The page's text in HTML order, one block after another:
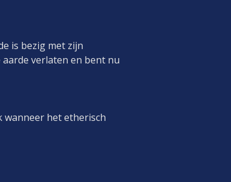
is bezig met zijn
verlaten en bent nu
wanneer het etherisch